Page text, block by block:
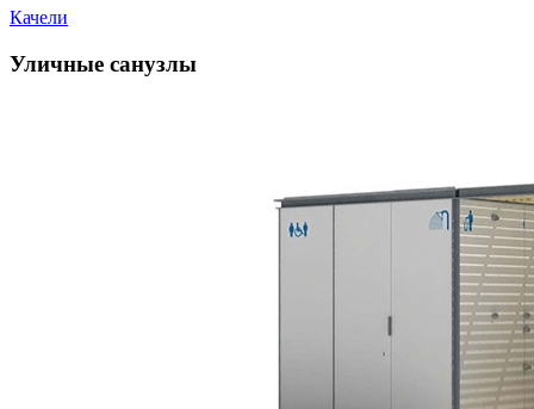
Качели
Уличные санузлы